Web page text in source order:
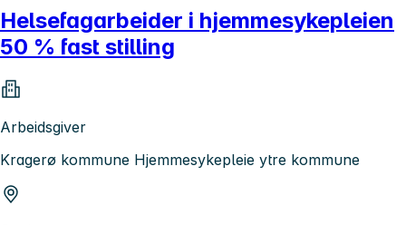
Helsefagarbeider i hjemmesykepleien
50 % fast stilling
Arbeidsgiver
Kragerø kommune Hjemmesykepleie ytre kommune